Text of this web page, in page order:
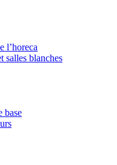
l’horeca
salles blanches
base